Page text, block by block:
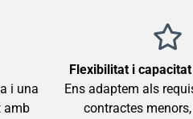
i una
amb
Flexibilitat i
Ens adaptem als
contractes